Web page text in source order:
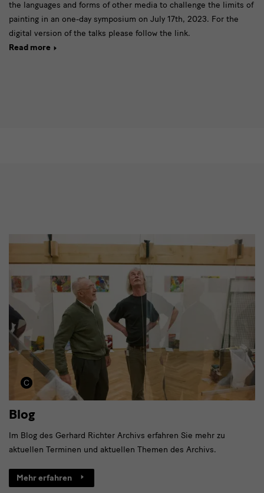
the languages and forms of other media to challenge the limits of
painting in an one-day symposium on July 17th, 2023. For the
digital version of the talks please follow the link.
Read more
Blog
Im Blog des Gerhard Richter Archivs erfahren Sie mehr zu
aktuellen Terminen und aktuellen Themen des Archivs.
Mehr erfahren